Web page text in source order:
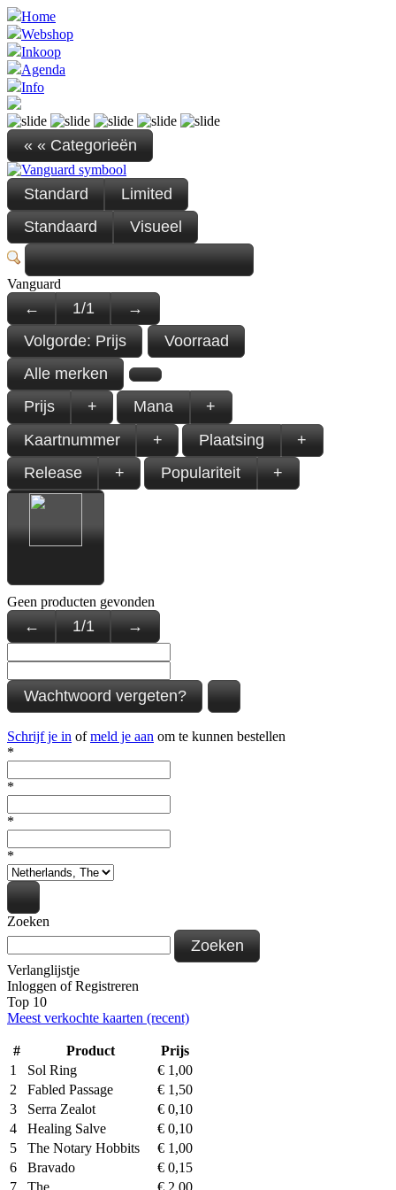
Home
Webshop
Inkoop
Agenda
Info
« « Categorieën
Standard
Limited
Standaard
Visueel
Vanguard
← 1/1
→
Volgorde: Prijs
Voorraad
Alle merken
Prijs
+ Mana
+
Kaartnummer
+ Plaatsing
+
Release
+ Populariteit +
Geen producten gevonden
← 1/1 →
Wachtwoord vergeten?
Schrijf je in ofmeld je aan om te kunnen bestellen
*
*
*
*
Zoeken
Zoeken
Verlanglijstje
Inloggen ofRegistreren
Top 10
Meest verkochte kaarten (recent)
# Product
Prijs
1
Sol Ring € 1,00
2
Fabled Passage € 1,50
3
Serra Zealot € 0,10
4
Healing Salve € 0,10
5
The Notary Hobbits € 1,00
6
Bravado € 0,15
7
The… € 2,00